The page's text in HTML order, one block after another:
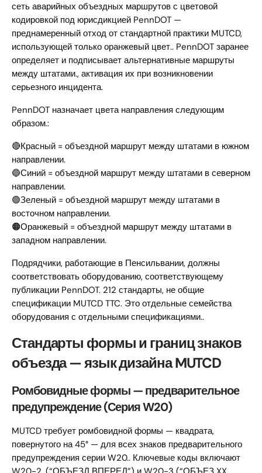
сеть аварийных объездных маршрутов с цветовой
кодировкой под юрисдикцией PennDOT —
преднамеренный отход от стандартной практики MUTCD,
использующей только оранжевый цвет.. PennDOT заранее
определяет и подписывает альтернативные маршруты
между штатами., активация их при возникновении
серьезного инцидента.
PennDOT назначает цвета направления следующим
образом.:
🔴Красный = объездной маршрут между штатами в южном
направлении.
🔵Синий = объездной маршрут между штатами в северном
направлении.
🟢Зеленый = объездной маршрут между штатами в
восточном направлении.
🟠Оранжевый = объездной маршрут между штатами в
западном направлении.
Подрядчики, работающие в Пенсильвании, должны
соответствовать оборудованию, соответствующему
публикации PennDOT. 212 стандарты, не общие
спецификации MUTCD TTC. Это отдельные семейства
оборудования с отдельными спецификациями..
Стандарты формы и границ знаков
объезда — язык дизайна MUTCD
Ромбовидные формы — предварительное
предупреждение (Серия W20)
MUTCD требует ромбовидной формы — квадрата,
повернутого на 45° — для всех знаков предварительного
предупреждения серии W20.. Ключевые коды включают